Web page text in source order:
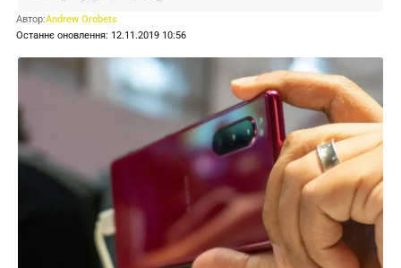
Останнє оновлення: 12.11.2019 10:56
Автор:Andrew Orobets